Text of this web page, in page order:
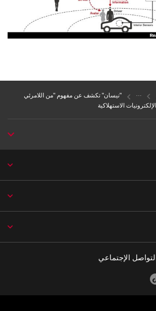
"نيسان" تكشف عن مفهوم "من اللامرئي
الاستهلاكية
الإجتماعي